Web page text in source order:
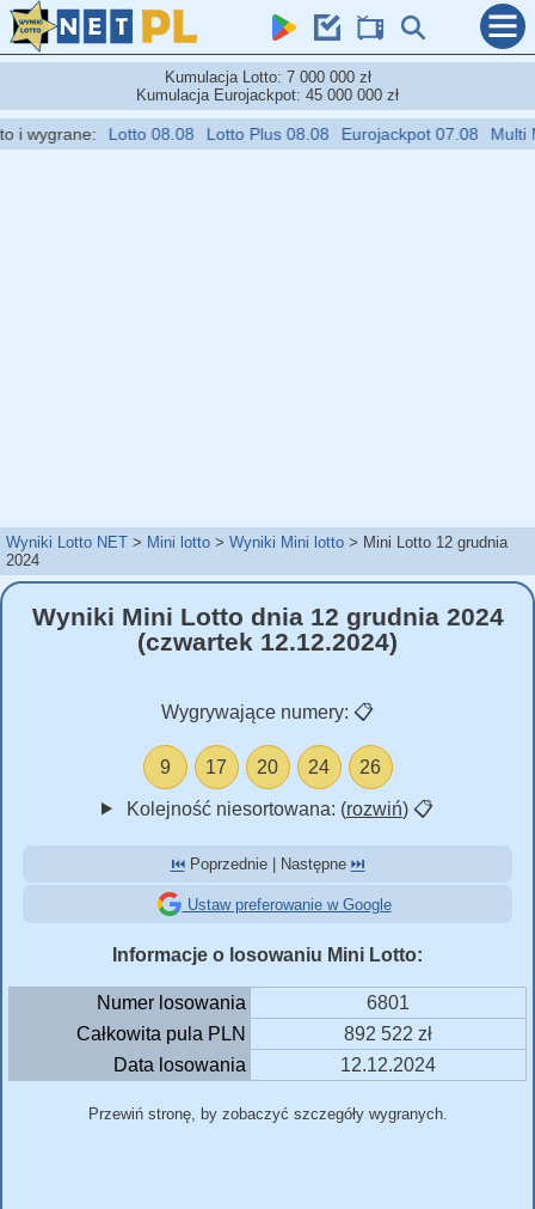
Kumulacja Lotto: 7 000 000 zł
Kumulacja Eurojackpot: 45 000 000 zł
Lotto 08.08 Lotto Plus 08.08 Eurojackpot 07.08 Multi
Wyniki Lotto NET Mini lotto Wyniki Mini lotto
Mini Lotto 12 grudnia
2024
Wyniki Mini Lotto dnia 12 grudnia 2024
(czwartek 12.12.2024)
Wygrywające numery: 📋
9 17 20 24 26
Kolejność niesortowana: (rozwiń) 📋
⏮️Poprzednie | Następne ⏭️
Ustaw preferowanie w Google
Informacje o losowaniu Mini Lotto:
Numer losowania
6801
Całkowita pula PLN
892 522 zł
Data losowania
12.12.2024
Przewiń stronę, by zobaczyć szczegóły wygranych.